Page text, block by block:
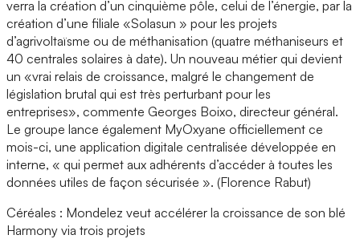
verra la création d’un cinquième pôle, celui de l’énergie, par la
création d’une filiale «Solasun » pour les projets
d’agrivoltaïsme ou de méthanisation (quatre méthaniseurs et
40 centrales solaires à date). Un nouveau métier qui devient
un «vrai relais de croissance, malgré le changement de
législation brutal qui est très perturbant pour les
entreprises», commente Georges Boixo, directeur général.
Le groupe lance également MyOxyane officiellement ce
mois-ci, une application digitale centralisée développée en
interne, « qui permet aux adhérents d’accéder à toutes les
données utiles de façon sécurisée ». (Florence Rabut)
Céréales : Mondelez veut accélérer la croissance de son blé
Harmony via trois projets